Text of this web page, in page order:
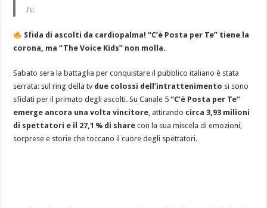
tv.
Sfida di ascolti da cardiopalma! “C’è Posta per Te” tiene la
corona, ma “The Voice Kids” non molla.
Sabato sera la battaglia per conquistare il pubblico italiano è stata
serrata: sul ring della tv due colossi dell’intrattenimento si sono
sfidati per il primato degli ascolti. Su Canale 5“C’è Posta per Te”
emerge ancora una volta vincitore, attirando circa 3,93 milioni
di spettatori e il 27,1 % di share con la sua miscela di emozioni,
sorprese e storie che toccano il cuore degli spettatori.